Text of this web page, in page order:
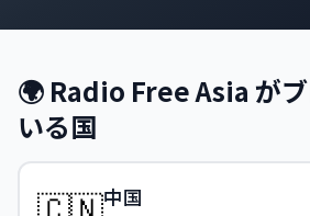
🌍 Radio Free Asia が
いる国
中国